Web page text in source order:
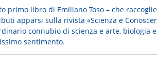
primo libro di Emiliano Toso – che
apparsi sulla rivista «Scienza e
connubio di scienza e arte, biologia
sentimento.